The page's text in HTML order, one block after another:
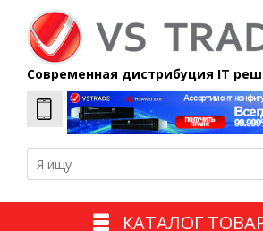
Современная дистрибуция IT
КАТАЛОГ